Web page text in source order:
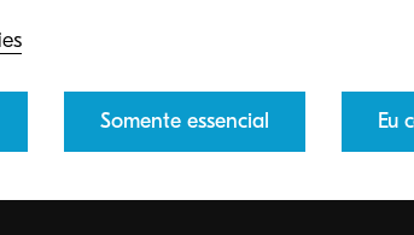
Somente essencial Eu